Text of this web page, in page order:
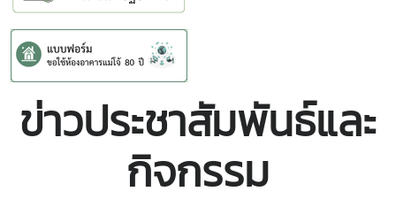
ข่าวประชาสัมพันธ์และ
กิจกรรม